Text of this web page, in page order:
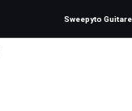
Sweepyto Guitare